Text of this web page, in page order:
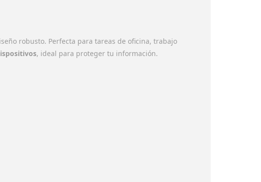
robusto. Perfecta para tareas de oficina, trabajo
, ideal para proteger tu información.